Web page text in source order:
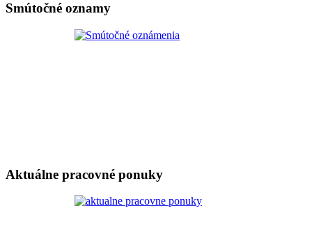
Smútočné oznamy
Aktuálne pracovné ponuky